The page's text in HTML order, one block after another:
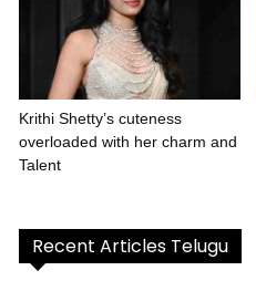
Krithi Shetty’s cuteness
overloaded with her charm and
Talent
Recent Articles Telugu